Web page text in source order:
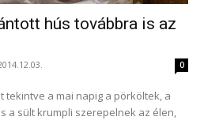
hús továbbra is az
0
tekintve a mai napig a pörköltek, a
a sült krumpli szerepelnek az élen,